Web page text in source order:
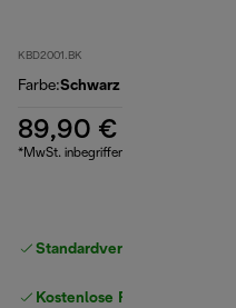
KBD2001.BK
Farbe:Schwarz
89,90 €
*MwSt. inbegriffen
Standardversand kostenlos
Kostenlose Rücksendungen